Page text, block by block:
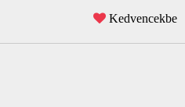
Kedvencekbe